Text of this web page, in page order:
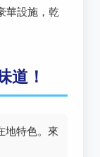
華設施，乾
道！
地特色。來